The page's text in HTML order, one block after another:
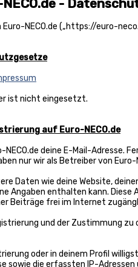
-
NECO.de („https://euro-
ist nicht eingesetzt.
auf Euro-NECO.de
deine E-Mail-Adresse.
nur wir als Betreiber von Euro-
Daten wie deine Website,
Angaben enthalten kann.
Beiträge frei im Internet
und der Zustimmung
oder in deinem Profil
sowie die erfassten IP-